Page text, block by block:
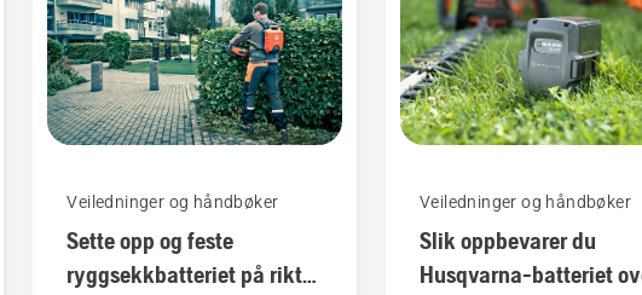
Veiledninger og håndbøker
Sette opp og feste
ryggsekkbatteriet på riktig
Veiledninger og håndbøker
Slik oppbevarer du
Husqvarna-batteriet